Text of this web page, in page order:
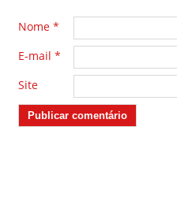
Nome *
E-mail *
Site